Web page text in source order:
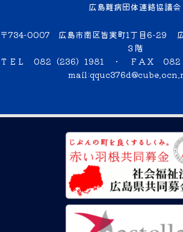
広島難病団体連絡協議会
〒734-0007 広島市南区皆実町1丁目6-29 広
３階
ＴＥＬ 082（236）1981 ・ ＦＡＸ